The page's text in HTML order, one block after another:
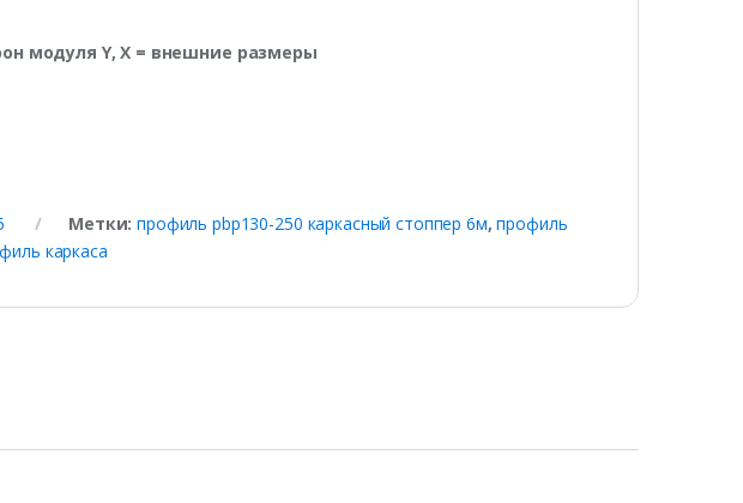
модуля Y,X = внешние размеры
Метки:профиль pbp130-250 каркасный стоппер 6м,профиль
каркаса